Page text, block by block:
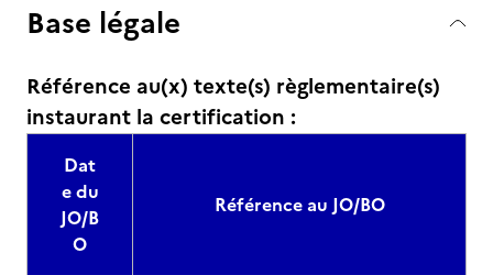
Base légale
Référence au(x) texte(s) règlementaire(s)
instaurant la certification :
Dat
e du
JO/B
O
Référence au JO/BO